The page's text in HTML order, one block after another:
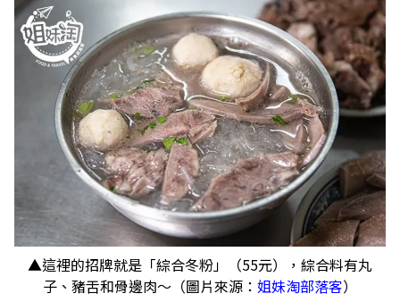
▲這裡的招牌就是「綜合冬粉」（55元），綜合料有丸
子、豬舌和骨邊肉～（圖片來源： 姐妹淘部落客）